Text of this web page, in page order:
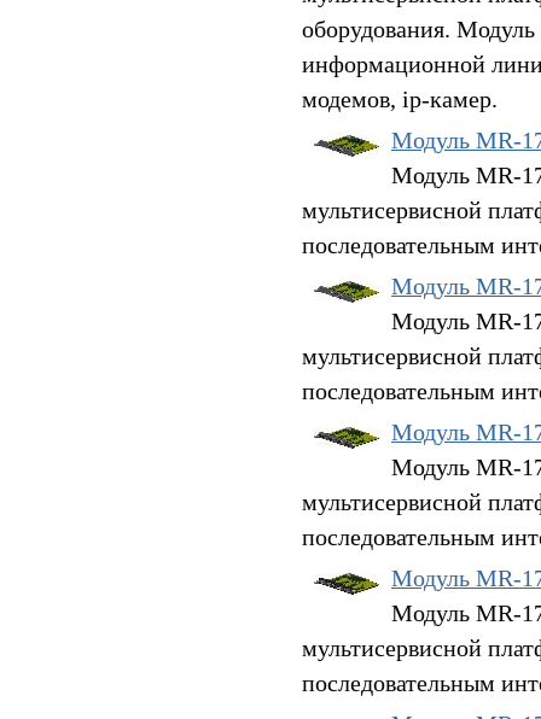
оборудования.
информационной
модемов, ip-камер.
Модуль MR-
Модуль MR-
мультисервисной
последовательным
Модуль MR-
Модуль MR-
мультисервисной
последовательным
Модуль MR-
Модуль MR-
мультисервисной
последовательным
Модуль MR-
Модуль MR-
мультисервисной
последовательным